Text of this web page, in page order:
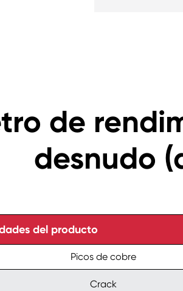
de
desnudo
del producto
Picos de cobre
Crack